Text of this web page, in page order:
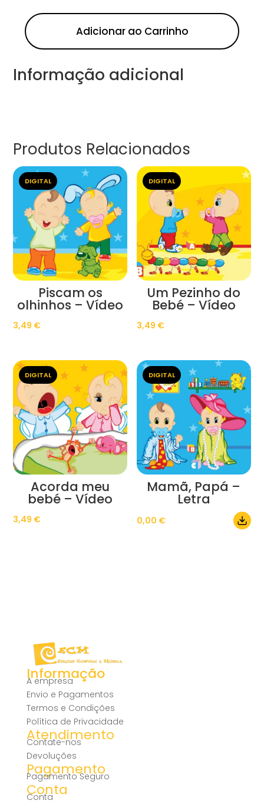
Adicionar ao Carrinho
Informação adicional
Produtos Relacionados
DIGITAL
Piscam os
olhinhos – Vídeo
3,49 €
DIGITAL
Um Pezinho do
Bebé – Vídeo
3,49 €
DIGITAL
Acorda meu
bebé – Vídeo
3,49 €
DIGITAL
Mamã, Papá –
Letra
0,00 €
Informação
A empresa
Envio e Pagamentos
Termos e Condições
Política de Privacidade
Atendimento
Contate-nos
Devoluções
Pagamento
Pagamento Seguro
Conta
Conta